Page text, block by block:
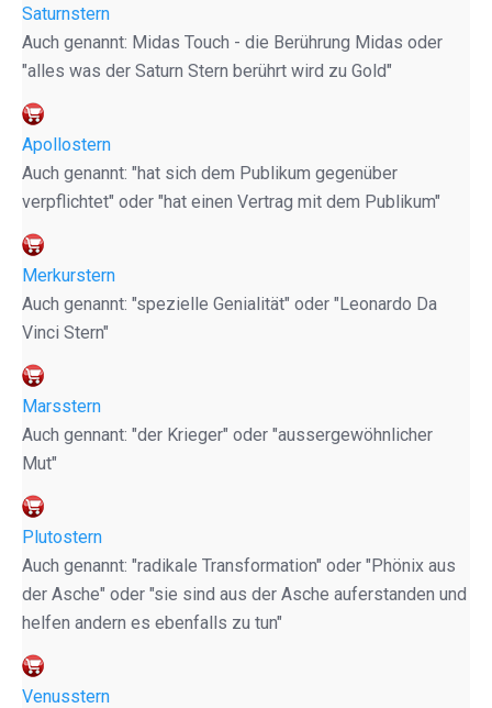
Saturnstern
Auch genannt: Midas Touch - die Berührung Midas oder
"alles was der Saturn Stern berührt wird zu Gold"
Apollostern
Auch genannt: "hat sich dem Publikum gegenüber
verpflichtet" oder "hat einen Vertrag mit dem Publikum"
Merkurstern
Auch genannt: "spezielle Genialität" oder "Leonardo Da
Vinci Stern"
Marsstern
Auch gennant: "der Krieger" oder "aussergewöhnlicher
Mut"
Plutostern
Auch genannt: "radikale Transformation" oder "Phönix aus
der Asche" oder "sie sind aus der Asche auferstanden und
helfen andern es ebenfalls zu tun"
Venusstern